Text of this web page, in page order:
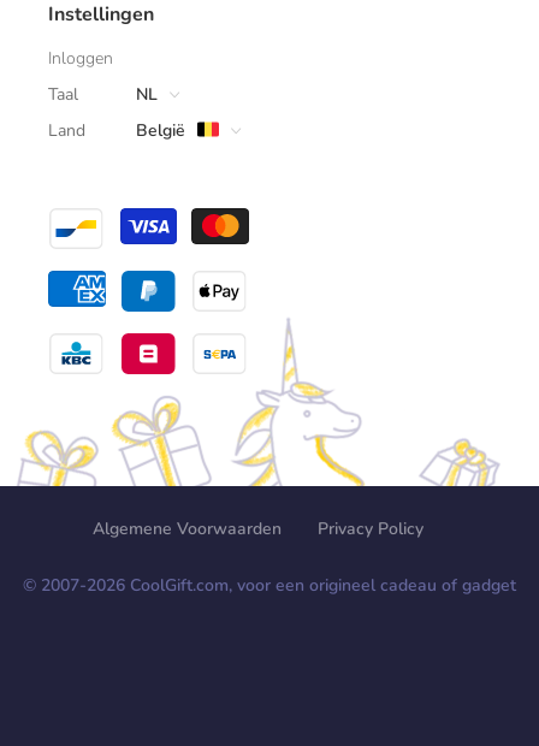
Instellingen
Inloggen
Taal
NL
Land
België
Algemene Voorwaarden Privacy Policy
© 2007-2026 CoolGift.com, voor een origineel cadeau of gadget